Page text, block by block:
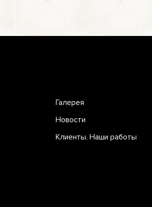
Галерея
Новости
Клиенты. Наши работы